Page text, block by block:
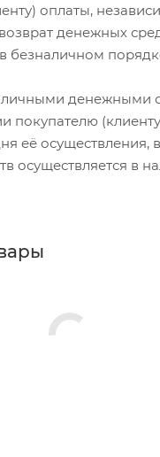
оплаты,
денежных
безналичном
денежными
покупателю
её осуществления,
осуществляется в